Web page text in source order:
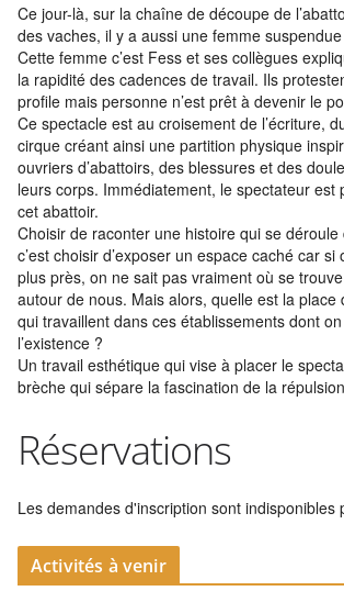
Ce jour-là, sur la chaîne de découpe de
des vaches, il y a aussi une femme
Cette femme c’est Fess et ses collègues
la rapidité des cadences de travail. Ils
profile mais personne n’est prêt à devenir le
Ce spectacle est au croisement de l’écriture,
cirque créant ainsi une partition physique
ouvriers d’abattoirs, des blessures et des
leurs corps. Immédiatement, le spectateur est
cet abattoir.
Choisir de raconter une histoire qui se déroule
c’est choisir d’exposer un espace caché car
plus près, on ne sait pas vraiment où se
autour de nous. Mais alors, quelle est la place
qui travaillent dans ces établissements dont
l’existence ?
Un travail esthétique qui vise à placer le
brèche qui sépare la fascination de la
Réservations
Les demandes d'inscription sont indisponibles
Activités à venir